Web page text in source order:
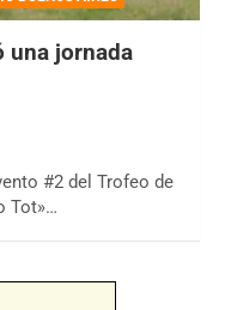
una jornada
#2 del Trofeo de
Tot»…